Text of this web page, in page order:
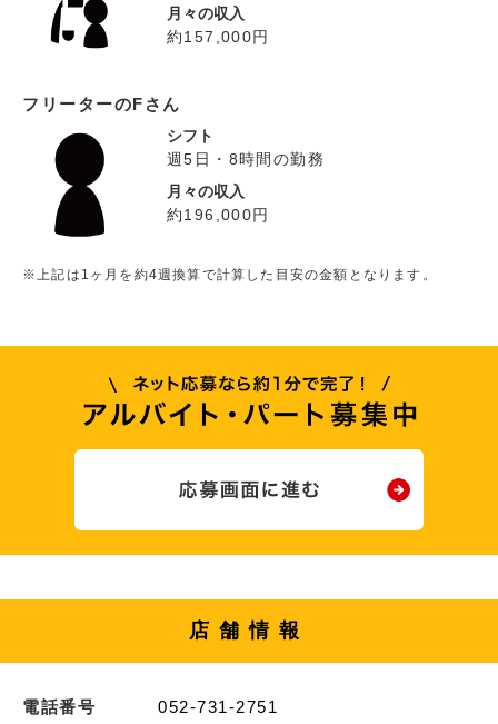
月々の収入
約157,000円
フリーターのFさん
シフト
週5日・8時間の勤務
月々の収入
約196,000円
※上記は1ヶ月を約4週換算で計算した目安の金額となります。
店舗情報
電話番号 052-731-2751